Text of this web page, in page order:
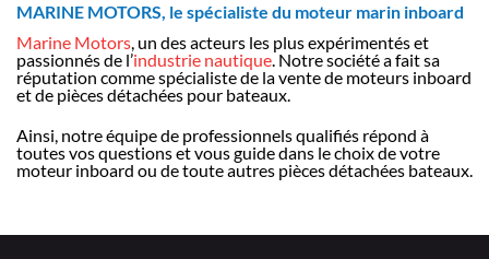
MARINE MOTORS, le spécialiste du moteur marin inboard
Marine Motors, un des acteurs les plus expérimentés et
passionnés de l’industrie nautique. Notre société a fait sa
réputation comme spécialiste de la vente de moteurs inboard
et de pièces détachées pour bateaux.
Ainsi, notre équipe de professionnels qualifiés répond à
toutes vos questions et vous guide dans le choix de votre
moteur inboard ou de toute autres pièces détachées bateaux.